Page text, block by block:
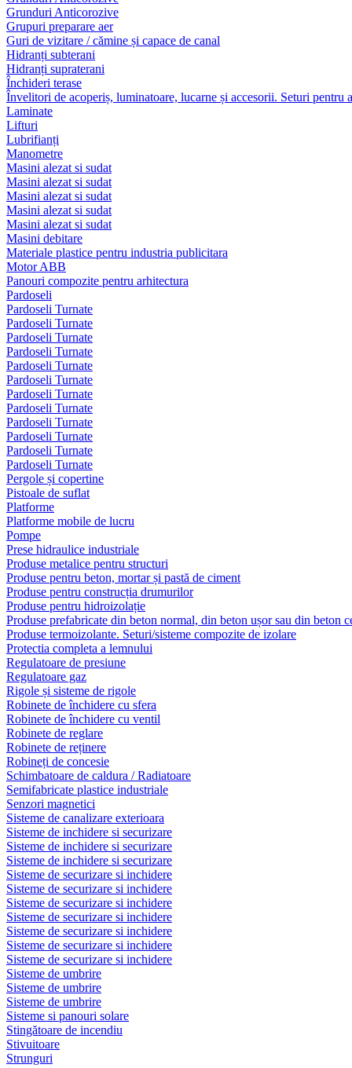
Grunduri Anticorozive
Grupuri preparare aer
Guri de vizitare / cămine și capace de canal
Hidranți subterani
Hidranți supraterani
Închideri terase
Învelitori de acoperiș, luminatoare, lucarne și accesorii. Seturi pentru
Laminate
Lifturi
Lubrifianți
Manometre
Masini alezat si sudat
Masini alezat si sudat
Masini alezat si sudat
Masini alezat si sudat
Masini alezat si sudat
Masini debitare
Materiale plastice pentru industria publicitara
Motor ABB
Panouri compozite pentru arhitectura
Pardoseli
Pardoseli Turnate
Pardoseli Turnate
Pardoseli Turnate
Pardoseli Turnate
Pardoseli Turnate
Pardoseli Turnate
Pardoseli Turnate
Pardoseli Turnate
Pardoseli Turnate
Pardoseli Turnate
Pardoseli Turnate
Pardoseli Turnate
Pergole și copertine
Pistoale de suflat
Platforme
Platforme mobile de lucru
Pompe
Prese hidraulice industriale
Produse metalice pentru structuri
Produse pentru beton, mortar și pastă de ciment
Produse pentru construcția drumurilor
Produse pentru hidroizolație
Produse prefabricate din beton normal, din beton ușor sau din beton
Produse termoizolante. Seturi/sisteme compozite de izolare
Protectia completa a lemnului
Regulatoare de presiune
Regulatoare gaz
Rigole și sisteme de rigole
Robinete de închidere cu sfera
Robinete de închidere cu ventil
Robinete de reglare
Robinete de reținere
Robineți de concesie
Schimbatoare de caldura / Radiatoare
Semifabricate plastice industriale
Senzori magnetici
Sisteme de canalizare exterioara
Sisteme de inchidere si securizare
Sisteme de inchidere si securizare
Sisteme de inchidere si securizare
Sisteme de securizare si inchidere
Sisteme de securizare si inchidere
Sisteme de securizare si inchidere
Sisteme de securizare si inchidere
Sisteme de securizare si inchidere
Sisteme de securizare si inchidere
Sisteme de securizare si inchidere
Sisteme de umbrire
Sisteme de umbrire
Sisteme de umbrire
Sisteme si panouri solare
Stingătoare de incendiu
Stivuitoare
Strunguri